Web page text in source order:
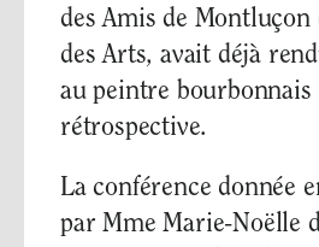
des Amis de Montluçon
des Arts, avait déjà
au peintre bourbonnais
rétrospective.
La conférence donnée
par Mme Marie-Noëlle